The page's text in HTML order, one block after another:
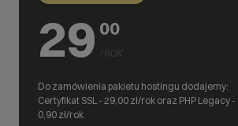
29 00
/ ROK
Do zamówienia pakietu hostingu dodajemy:
Certyfikat SSL - 29,00 zł/rok oraz PHP Legacy -
0,90 zł/rok